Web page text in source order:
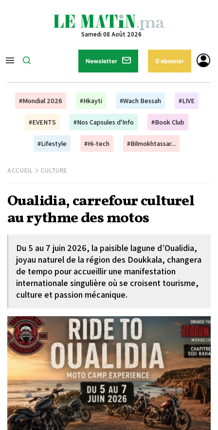
Samedi 08 Août 2026
Newsletter S'abonner
#Mondial 2026 #Hkayti #Wach Bessah #LIVE
#EVENTS #Nos Capsules d'Info #Book Club
#Lifestyle #Hi-tech #Bilmokhtassar...
ACCUEIL CULTURE
Oualidia, carrefour culturel
au rythme des motos
Du 5 au 7 juin 2026, la paisible lagune d’Oualidia,
joyau naturel de la région des Doukkala, changera
de tempo pour accueillir une manifestation
internationale singulière où se croisent tourisme,
culture et passion mécanique.